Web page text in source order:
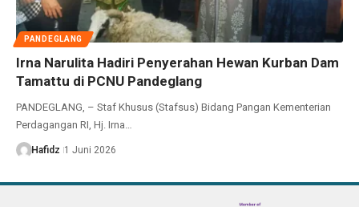
PANDEGLANG
Irna Narulita Hadiri Penyerahan Hewan Kurban Dam
Tamattu di PCNU Pandeglang
PANDEGLANG, – Staf Khusus (Stafsus) Bidang Pangan Kementerian
Perdagangan RI, Hj. Irna…
Hafidz 1 Juni 2026